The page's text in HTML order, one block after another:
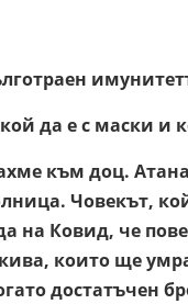
да е с маски и
към доц.
Човекът,
на Ковид, че
които ще
достатъчен